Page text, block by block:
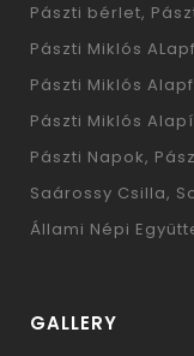
Pászti bérlet
Pászti Miklós
Pászti Miklós
Pászti Miklós
Pászti Napok
Saárossy Csilla
Állami Népi
GALLERY